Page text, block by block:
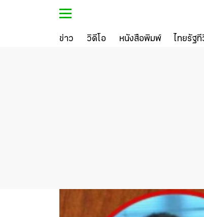
ข่าว วิดีโอ หนังสือพิมพ์ ไทยรัฐที